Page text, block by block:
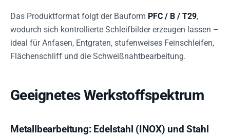
Das Produktformat folgt der Bauform PFC / B / T29,
wodurch sich kontrollierte Schleifbilder erzeugen lassen –
ideal für Anfasen, Entgraten, stufenweises Feinschleifen,
Flächenschliff und die Schweißnahtbearbeitung.
Geeignetes Werkstoffspektrum
Metallbearbeitung: Edelstahl (INOX) und Stahl